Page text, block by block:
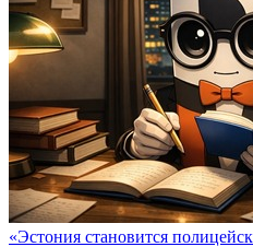
«Эстония становится